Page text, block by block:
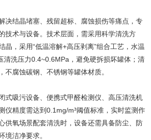
决结晶堵塞、残留超标、腐蚀损伤等痛点，专
技术与设备。技术层面，需采用科学清洗方
晶，采用“低温溶解+高压剥离”组合工艺，水温
洗压力0.4~0.6MPa，避免硬拆损坏罐体；清
不腐蚀碳钢、不锈钢等罐体材质。
式吸污设备、便携式甲醛检测仪、高压清洗机
仪精度需达到0.1mg/m³阈值标准，实时监测作
供氧场景配套清洗时，设备还需具备防尘、防
境洁净要求。